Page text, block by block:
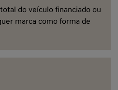
do veículo financiado ou
marca como forma de